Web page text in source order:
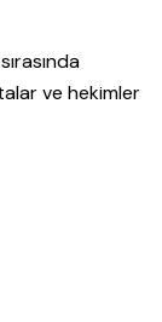
ve hekimler